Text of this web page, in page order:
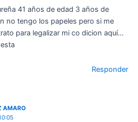
41 años de edad 3 años de
no tengo los papeles pero si me
para legalizar mi co dicion aquí…
Responder
AMARO